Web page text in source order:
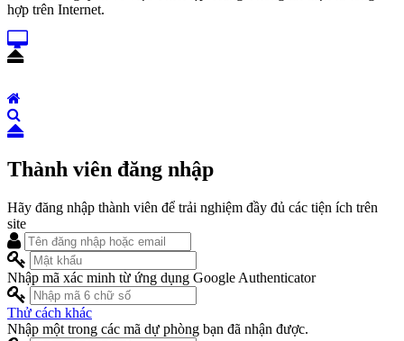
hợp trên Internet.
Thành viên đăng nhập
Hãy đăng nhập thành viên để trải nghiệm đầy đủ các tiện ích trên
site
Nhập mã xác minh từ ứng dụng Google Authenticator
Thử cách khác
Nhập một trong các mã dự phòng bạn đã nhận được.